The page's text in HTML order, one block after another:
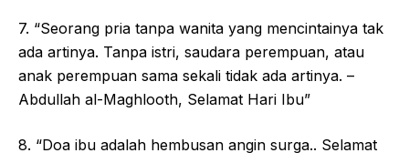
7. “Seorang pria tanpa wanita yang mencintainya tak
ada artinya. Tanpa istri, saudara perempuan, atau
anak perempuan sama sekali tidak ada artinya. –
Abdullah al-Maghlooth, Selamat Hari Ibu”
8. “Doa ibu adalah hembusan angin surga.. Selamat